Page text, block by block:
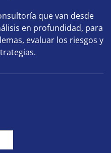
que van desde
en profundidad, para
evaluar los riesgos y